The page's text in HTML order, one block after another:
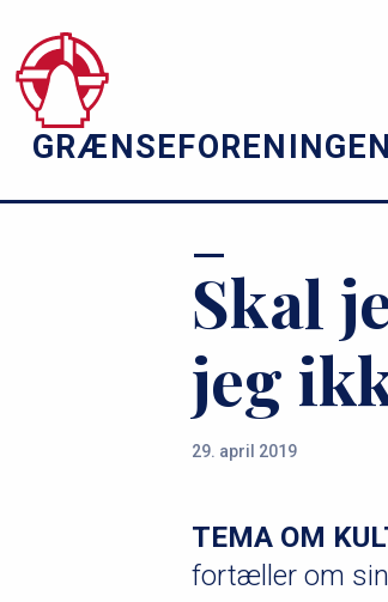
hovedindhold
v
i
e
m
e
n
Skal
jeg
29. april 2019
TEMA OM
fortæller om